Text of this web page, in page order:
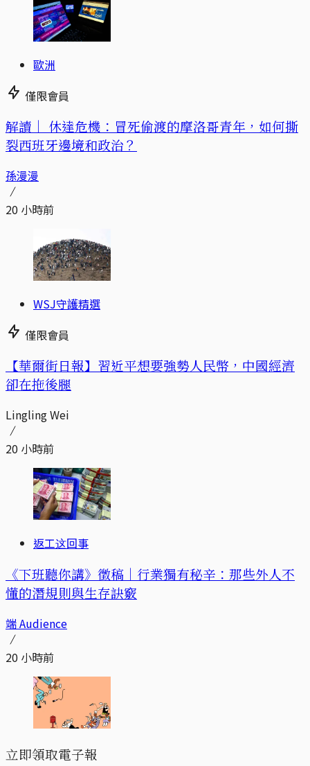
歐洲
僅限會員
解讀｜ 休達危機：冒死偷渡的摩洛哥青年，如何撕
裂西班牙邊境和政治？
孫漫漫
20 小時前
WSJ守護精選
僅限會員
【華爾街日報】習近平想要強勢人民幣，中國經濟
卻在拖後腿
Lingling Wei
20 小時前
返工这回事
《下班聽你講》徵稿｜行業獨有秘辛：那些外人不
懂的潛規則與生存訣竅
端 Audience
20 小時前
立即領取電子報